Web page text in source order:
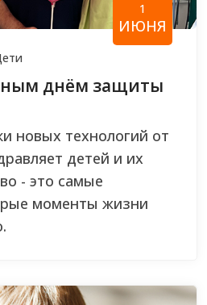
1
ИЮНЯ
днём защиты
новых технологий от
детей и их
- это самые
моменты жизни